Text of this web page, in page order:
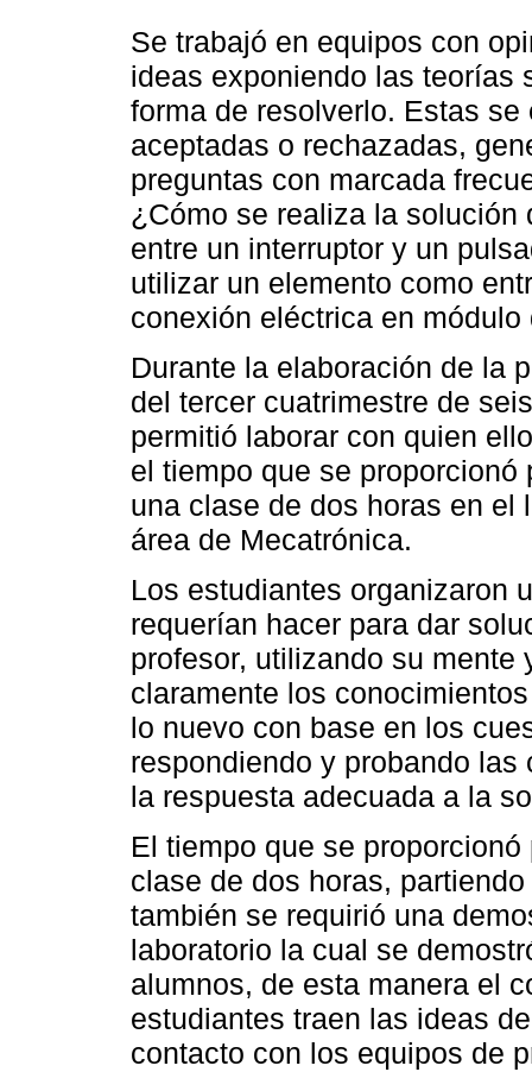
Se trabajó en equipos con
ideas exponiendo las teorías
forma de resolverlo. Estas
aceptadas o rechazadas,
preguntas con marcada
¿Cómo se realiza la
entre un interruptor y un
utilizar un elemento como
conexión eléctrica en módulo
Durante la elaboración de la
del tercer cuatrimestre de
permitió laborar con quien
el tiempo que se
una clase de dos horas en el
área de Mecatrónica.
Los estudiantes organizaron
requerían hacer para dar
profesor, utilizando su mente
claramente los
lo nuevo con base en los
respondiendo y probando
la respuesta adecuada a la
El tiempo que se
clase de dos horas,
también se requirió una
laboratorio la cual se
alumnos, de esta manera el
estudiantes traen las ideas
contacto con los equipos de